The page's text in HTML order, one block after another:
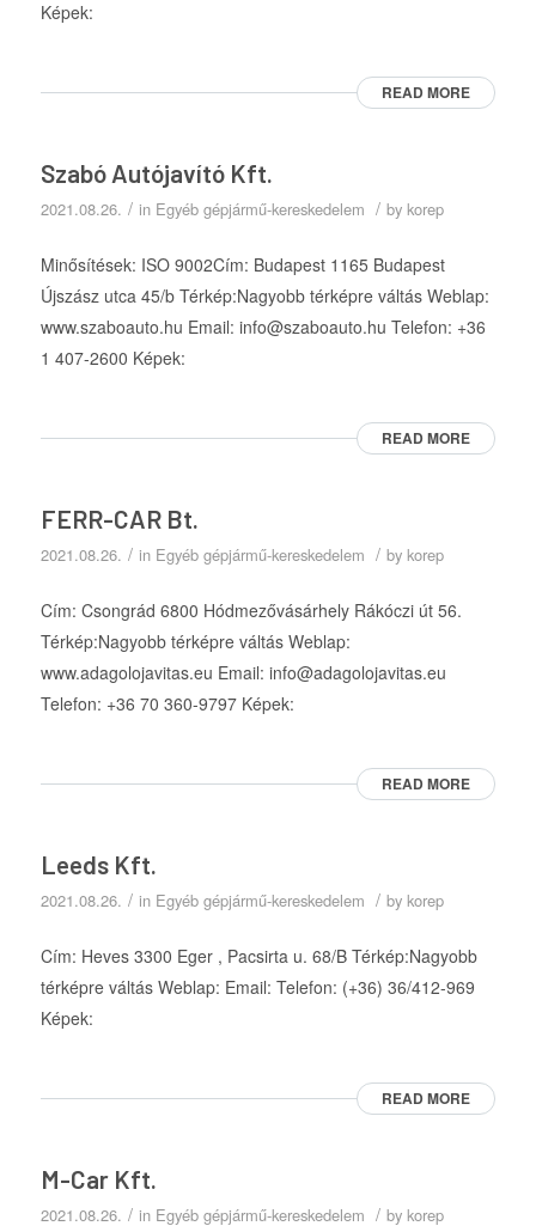
Képek:
READ MORE
Szabó Autójavító Kft.
2021.08.26. / in Egyéb gépjármű-kereskedelem / by korep
Minősítések: ISO 9002Cím: Budapest 1165 Budapest
Újszász utca 45/b Térkép:Nagyobb térképre váltás Weblap:
www.szaboauto.hu Email: info@szaboauto.hu Telefon: +36
1 407-2600 Képek:
READ MORE
FERR-CAR Bt.
2021.08.26. / in Egyéb gépjármű-kereskedelem / by korep
Cím: Csongrád 6800 Hódmezővásárhely Rákóczi út 56.
Térkép:Nagyobb térképre váltás Weblap:
www.adagolojavitas.eu Email: info@adagolojavitas.eu
Telefon: +36 70 360-9797 Képek:
READ MORE
Leeds Kft.
2021.08.26. / in Egyéb gépjármű-kereskedelem / by korep
Cím: Heves 3300 Eger , Pacsirta u. 68/B Térkép:Nagyobb
térképre váltás Weblap: Email: Telefon: (+36) 36/412-969
Képek:
READ MORE
M-Car Kft.
2021.08.26. / in Egyéb gépjármű-kereskedelem / by korep